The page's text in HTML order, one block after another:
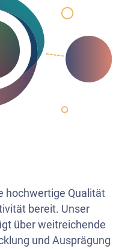
hochwertige Qualität
bereit. Unser
über weitreichende
und Ausprägung